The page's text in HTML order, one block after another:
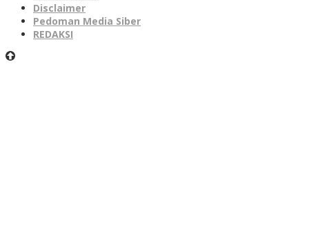
Disclaimer
Pedoman Media Siber
REDAKSI